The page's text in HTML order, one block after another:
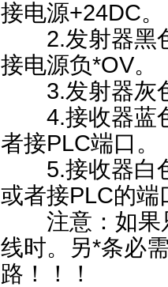
接电源+24DC。
2.发射器黑色
接电源负*OV。
3.发射器灰色
4.接收器蓝色
者接PLC端口。
5.接收器白色
或者接PLC的端
注意：如果只
线时。另*条必
路！！！